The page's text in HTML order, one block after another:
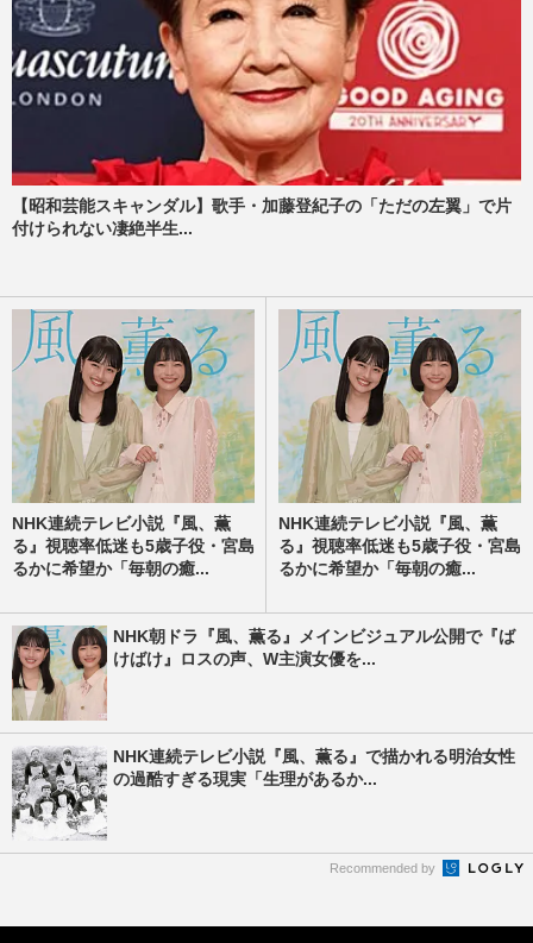
【昭和芸能スキャンダル】歌手・加藤登紀子の「ただの左翼」で片
付けられない凄絶半生...
NHK連続テレビ小説『風、薫
る』視聴率低迷も5歳子役・宮島
るかに希望か「毎朝の癒...
NHK連続テレビ小説『風、薫
る』視聴率低迷も5歳子役・宮島
るかに希望か「毎朝の癒...
NHK朝ドラ『風、薫る』メインビジュアル公開で『ば
けばけ』ロスの声、W主演女優を...
NHK連続テレビ小説『風、薫る』で描かれる明治女性
の過酷すぎる現実「生理があるか...
Recommended by